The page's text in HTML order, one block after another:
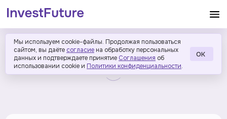
Мы используем cookie-файлы. Продолжая пользоваться
сайтом, вы даёте согласие на обработку персональных
данных и подтверждаете принятие Соглашения об
использовании cookie и Политики конфиденциальности.
ОК